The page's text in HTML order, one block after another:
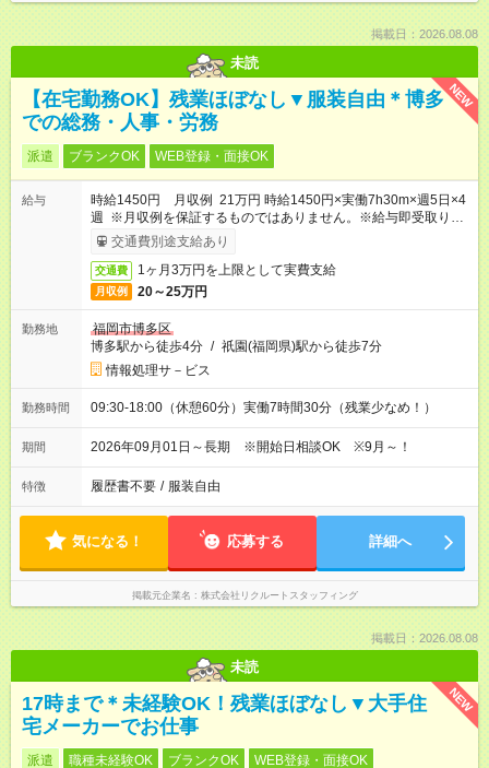
掲載日：2026.08.08
未読
NEW
【在宅勤務OK】残業ほぼなし▼服装自由＊博多
での総務・人事・労務
派遣 ブランクOK WEB登録・面接OK
給与
時給1450円 月収例 21万円 時給1450円×実働7h30m×週5日×4
週 ※月収例を保証するものではありません。※給与即受取りサ
ービス利用可（利用条件有）
交通費別途支給あり
交通費 1ヶ月3万円を上限として実費支給
月収例 20～25万円
勤務地
福岡市博多区
博多駅から徒歩4分 / 祇園(福岡県)駅から徒歩7分
情報処理サ－ビス
勤務時間 09:30-18:00（休憩60分）実働7時間30分（残業少なめ！）
期間 2026年09月01日～長期 ※開始日相談OK ※9月～！
特徴 履歴書不要 / 服装自由
気になる！ 応募する 詳細へ
掲載元企業名 株式会社リクルートスタッフィング
掲載日：2026.08.08
未読
NEW
17時まで＊未経験OK！残業ほぼなし▼大手住
宅メーカーでお仕事
派遣 職種未経験OK ブランクOK WEB登録・面接OK